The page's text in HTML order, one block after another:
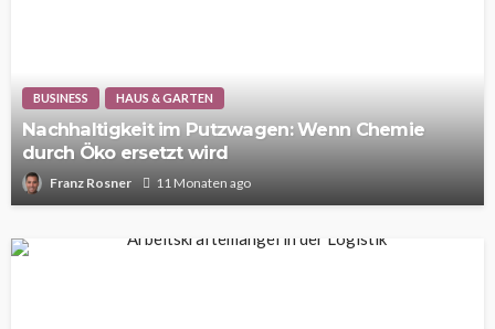
BUSINESS HAUS & GARTEN
Nachhaltigkeit im Putzwagen: Wenn Chemie
durch Öko ersetzt wird
Franz Rosner 11 Monaten ago